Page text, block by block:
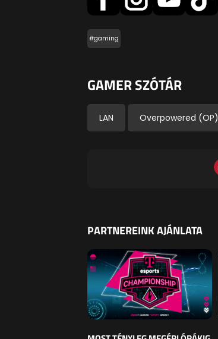
#gaming
GAMER SZÓTÁR
LAN Overpowered (OP)
PARTNEREINK AJÁNLATA